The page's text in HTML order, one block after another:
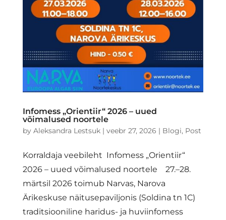
Infomess „Orientiir“ 2026 – uued
võimalused noortele
by Aleksandra Lestsuk| veebr 27, 2026 | Blogi, Post
Korraldaja veebileht Infomess „Orientiir“
2026 – uued võimalused noortele 27.–28.
märtsil 2026 toimub Narvas, Narova
Ärikeskuse näitusepaviljonis (Soldina tn 1C)
traditsiooniline haridus- ja huviinfomess